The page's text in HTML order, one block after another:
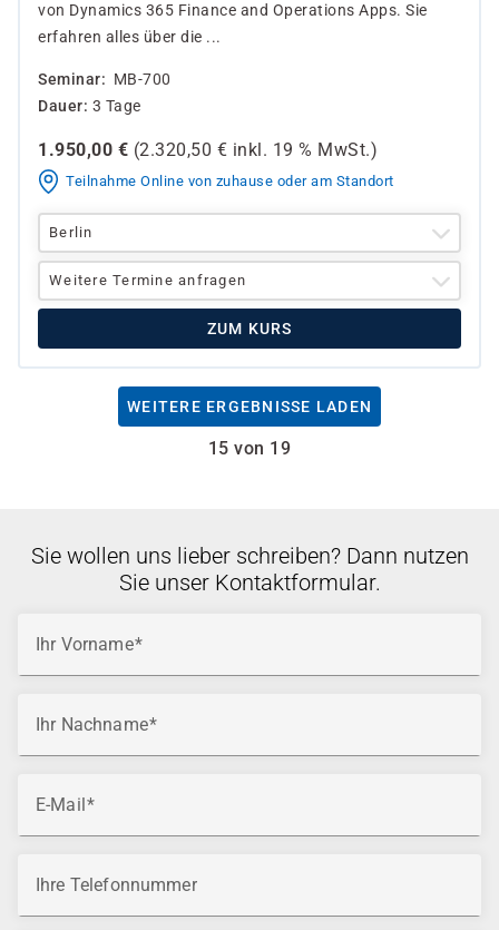
von Dynamics 365 Finance and Operations Apps. Sie
erfahren alles über die ...
Seminar
MB-700
Dauer 3 Tage
1.950,00 € (2.320,50 € inkl. 19 % MwSt.)
Teilnahme Online von zuhause oder am Standort
Berlin
Weitere Termine anfragen
ZUM KURS
WEITERE ERGEBNISSE LADEN
15 von 19
Sie wollen uns lieber schreiben? Dann nutzen
Sie unser Kontaktformular.
Ihr Vorname
Ihr Nachname
E-Mail
Ihre Telefonnummer